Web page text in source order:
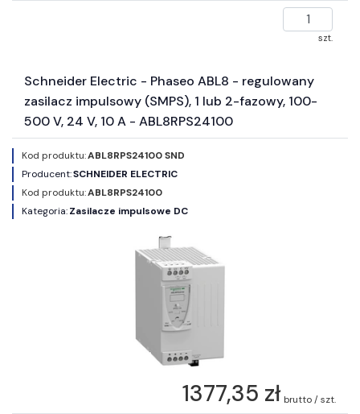
szt.
Schneider Electric - Phaseo ABL8 - regulowany
zasilacz impulsowy (SMPS), 1 lub 2-fazowy, 100-
500 V, 24 V, 10 A - ABL8RPS24100
Kod produktu:ABL8RPS24100 SND
Producent:SCHNEIDER ELECTRIC
Kod produktu:ABL8RPS24100
Kategoria:Zasilacze impulsowe DC
1377,35 zł brutto / szt.